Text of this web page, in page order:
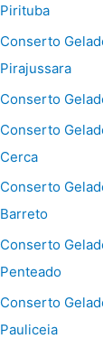
Pirituba
Conserto
Pirajussara
Conserto
Conserto
Cerca
Conserto
Barreto
Conserto
Penteado
Conserto
Pauliceia